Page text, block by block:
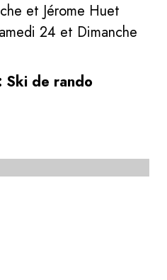
et Jérome Huet
24 et Dimanche
de rando